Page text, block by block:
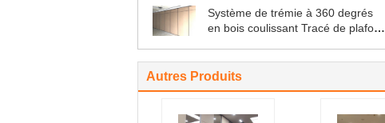
Système de trémie à 360 degrés
en bois coulissant Tracé de plafond
Autres Produits